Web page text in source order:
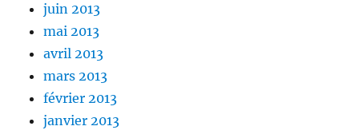
juin 2013
mai 2013
avril 2013
mars 2013
février 2013
janvier 2013